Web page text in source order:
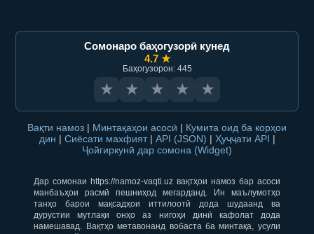
Сомонаро баҳогузорӣ кунед
4.7 ★
Баҳогузорон: 445
★ ★ ★ ★ ★
Вақти намоз | Минтақаҳои асосӣ | Кумита оид ба корҳои
дин | Сиёсати махфият | API (JSON) | Ҳуҷҷати API |
Ҷойгиркунӣ дар сомона (Widget)
Дар сомонаи https://namoz-vaqti.uz вақтҳои намоз бар асоси
манбаъҳои расмӣ пешниҳод мегарданд. Ин маълумотҳо
танҳо барои мақсадҳои иттилоотӣ дода шудаанд ва
дурустии мутлақи онҳо аз нигоҳи динӣ кафолат дода
намешавад. Вақтҳо метавонанд вобаста ба минтақа, усули